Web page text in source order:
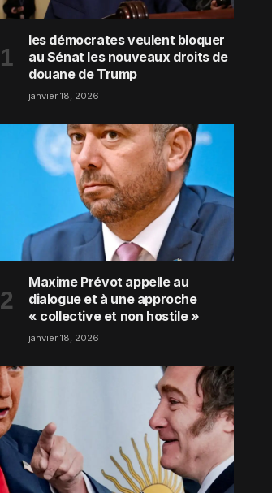
les démocrates veulent bloquer
au Sénat les nouveaux droits de
douane de Trump
janvier 18, 2026
Maxime Prévot appelle au
dialogue et à une approche
« collective et non hostile »
janvier 18, 2026